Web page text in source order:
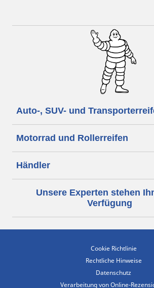
Auto-, SUV- und
Motorrad und Rollerreifen
Händler
Unsere Experten stehen
Verfügung
Cookie Richtlinie
Rechtliche Hinweise
Datenschutz
Verarbeitung von Online-